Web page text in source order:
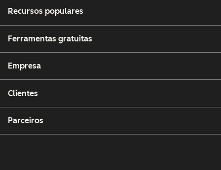
Recursos populares
Ferramentas gratuitas
Empresa
Clientes
Parceiros